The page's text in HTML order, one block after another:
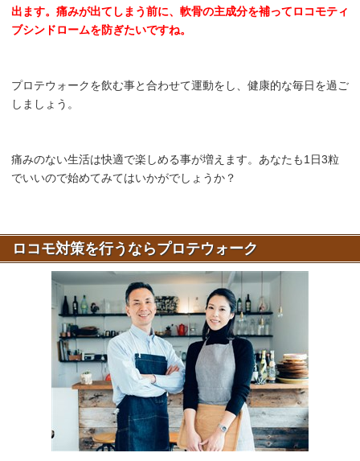
出ます。痛みが出てしまう前に、軟骨の主成分を補ってロコモティ
ブシンドロームを防ぎたいですね。
プロテウォークを飲む事と合わせて運動をし、健康的な毎日を過ご
しましょう。
痛みのない生活は快適で楽しめる事が増えます。あなたも1日3粒
でいいので始めてみてはいかがでしょうか？
ロコモ対策を行うならプロテウォーク